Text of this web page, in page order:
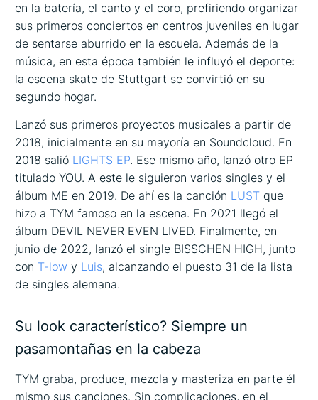
en la batería, el canto y el coro, prefiriendo organizar
sus primeros conciertos en centros juveniles en lugar
de sentarse aburrido en la escuela. Además de la
música, en esta época también le influyó el deporte:
la escena skate de Stuttgart se convirtió en su
segundo hogar.
Lanzó sus primeros proyectos musicales a partir de
2018, inicialmente en su mayoría en Soundcloud. En
2018 salió LIGHTS EP. Ese mismo año, lanzó otro EP
titulado YOU. A este le siguieron varios singles y el
álbum ME en 2019. De ahí es la canción LUST que
hizo a TYM famoso en la escena. En 2021 llegó el
álbum DEVIL NEVER EVEN LIVED. Finalmente, en
junio de 2022, lanzó el single BISSCHEN HIGH, junto
con T-low y Luis, alcanzando el puesto 31 de la lista
de singles alemana.
Su look característico? Siempre un
pasamontañas en la cabeza
TYM graba, produce, mezcla y masteriza en parte él
mismo sus canciones. Sin complicaciones, en el